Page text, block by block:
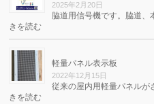
2025年2月20日
脇道用信号機です。脇道
きを読む
軽量パネル表示板
2022年12月15日
従来の屋内用軽量パネル
きを読む